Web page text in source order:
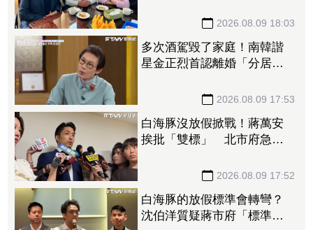
用千萬個謊來圓」2026.08.09 18:03
多次酒駕毀了家庭！南韓諧
星金正烈首認離婚「分居長
2026.08.09 17:53
白海豚沒放假掀戰！蔣萬安
挨批「雙標」 北市府急澄
2026.08.09 17:52
白海豚的放假標準會轉彎？
沈伯洋質疑蔣市府「標準不